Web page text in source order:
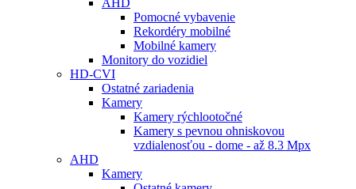
AHD
Pomocné vybavenie
Rekordéry mobilné
Mobilné kamery
Monitory do vozidiel
HD-CVI
Ostatné zariadenia
Kamery
Kamery rýchlootočné
Kamery s pevnou ohniskovou
vzdialenosťou - dome - až 8.3 Mpx
AHD
Kamery